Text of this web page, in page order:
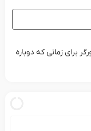
برای زمانی که دوباره